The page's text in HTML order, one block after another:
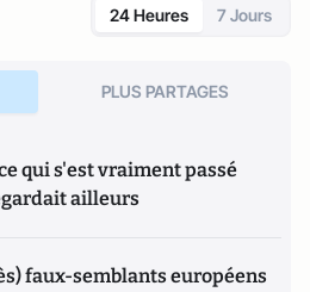
24 Heures 7 Jours
PLUS PARTAGES
qui s'est vraiment passé
ailleurs
faux-semblants européens